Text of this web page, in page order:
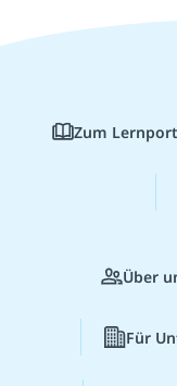
Zum
Über
Für